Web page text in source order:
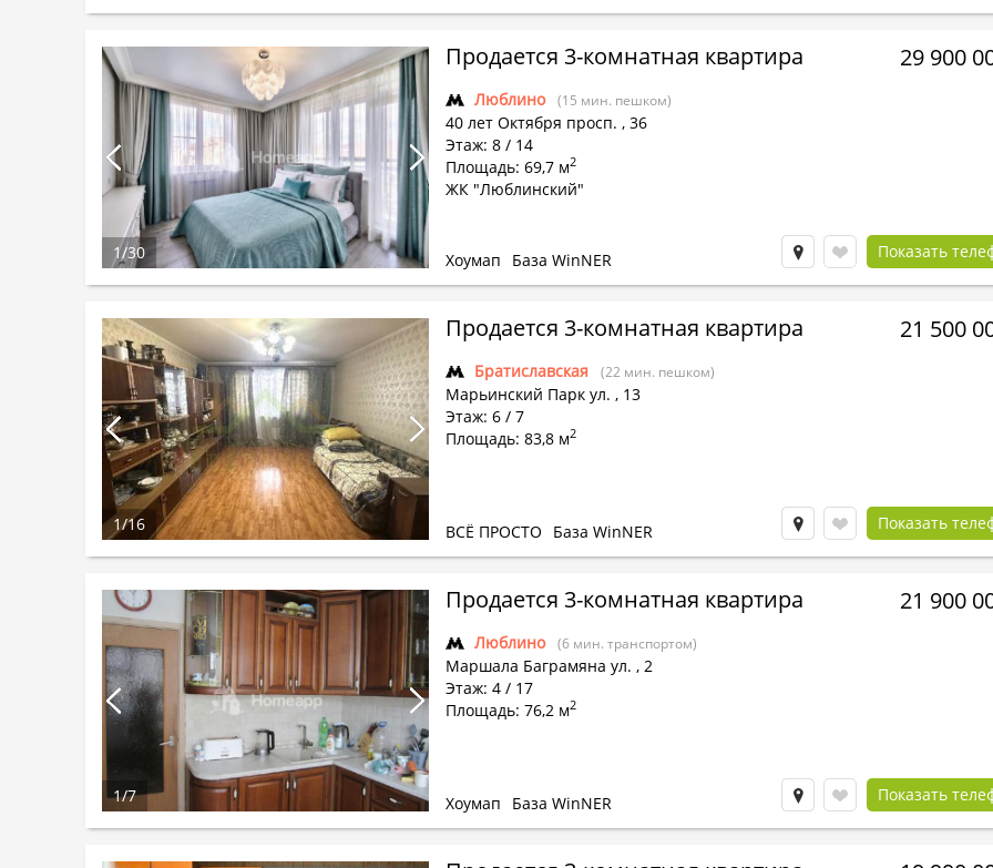
Продается 3-комнатная квартира
Люблино (15 мин. пешком)
40 лет Октября просп. , 36
Этаж: 8 / 14
Площадь: 69,7 м2
ЖК "Люблинский"
29 900
Хоумап База WinNER Показать
1/30
Продается 3-комнатная квартира
Братиславская (22 мин. пешком)
Марьинский Парк ул. , 13
Этаж: 6 / 7
Площадь: 83,8 м2
21 500
ВСЁ ПРОСТО База WinNER Показать
1/16
Продается 3-комнатная квартира
Люблино (6 мин. транспортом)
Маршала Баграмяна ул. , 2
Этаж: 4 / 17
Площадь: 76,2 м2
21 900
Хоумап База WinNER Показать
1/7